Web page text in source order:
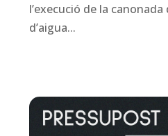
l’execució de la
d’aigua...